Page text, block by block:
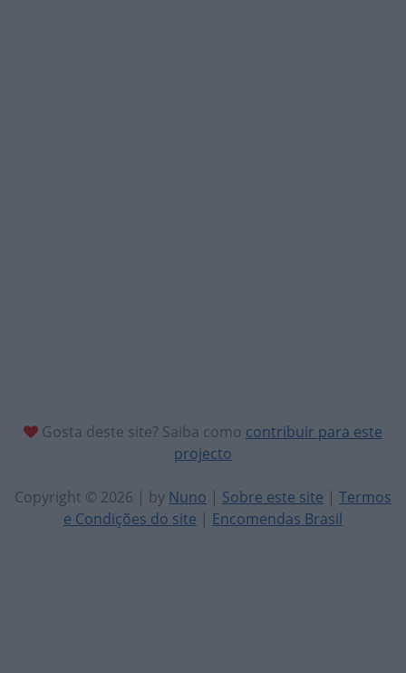
Gosta deste site? Saiba como contribuir para este
projecto
Copyright © 2026 | by Nuno | Sobre este site | Termos
e Condições do site | Encomendas Brasil